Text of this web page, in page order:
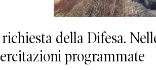
della Difesa.
programmate